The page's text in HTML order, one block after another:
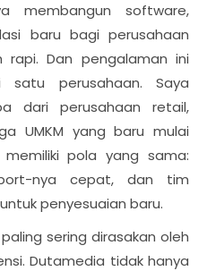
membangun software,
baru bagi perusahaan
Dan pengalaman ini
perusahaan. Saya
dari perusahaan retail,
UMKM yang baru mulai
pola yang sama:
nya cepat, dan tim
penyesuaian baru.
sering dirasakan oleh
Dutamedia tidak hanya